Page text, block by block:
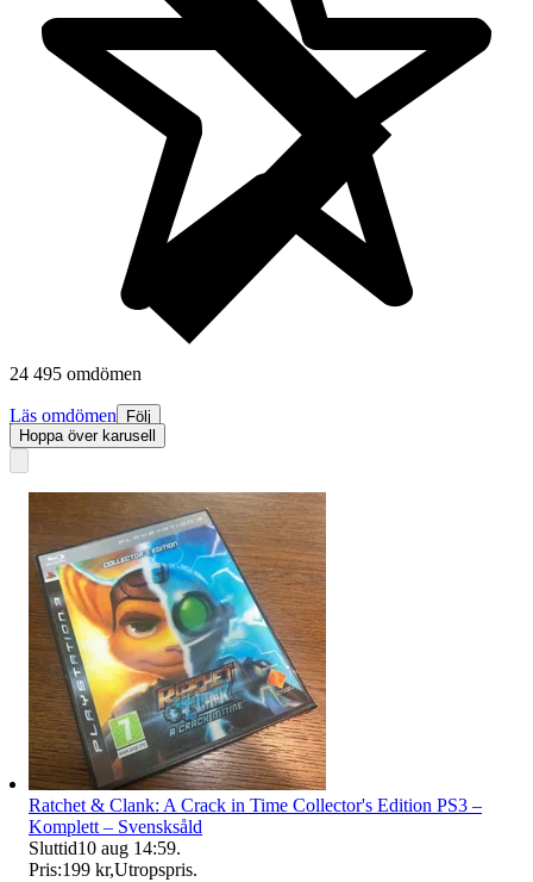
24 495 omdömen
Läs omdömen Följ
Hoppa över karusell
Ratchet & Clank: A Crack in Time Collector's Edition PS3 –
Komplett – Svensksåld
Sluttid10 aug 14:59.
Pris:199 kr,Utropspris.